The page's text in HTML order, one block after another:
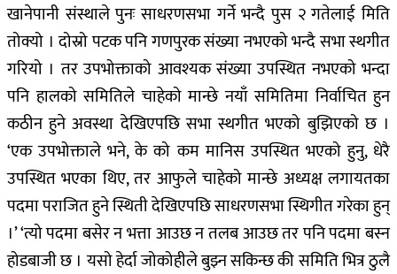
खानेपानी संस्थाले पुनः साधरणसभा गर्ने भन्दै पुस २ गतेलाई मिति
तोक्यो । दोस्रो पटक पनि गणपुरक संख्या नभएको भन्दै सभा स्थगीत
गरियो । तर उपभोक्ताको आवश्यक संख्या उपस्थित नभएको भन्दा
पनि हालको समितिले चाहेको मान्छे नयाँ समितिमा निर्वाचित हुन
कठीन हुने अवस्था देखिएपछि सभा स्थगीत भएको बुझिएको छ ।
‘एक उपभोक्ताले भने, के को कम मानिस उपस्थित भएको हुनु, धेरै
उपस्थित भएका थिए, तर आफुले चाहेको मान्छे अध्यक्ष लगायतका
पदमा पराजित हुने स्थिती देखिएपछि साधरणसभा स्थिगीत गरेका हुन्
।’ ‘त्यो पदमा बसेर न भत्ता आउछ न तलब आउछ तर पनि पदमा बस्न
होडबाजी छ । यसो हेर्दा जोकोहीले बुझ्न सकिन्छ की समिति भित्र ठुलै